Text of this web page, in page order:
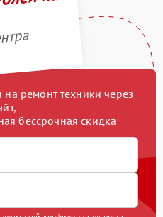
ремонт техники через
бессрочная скидка